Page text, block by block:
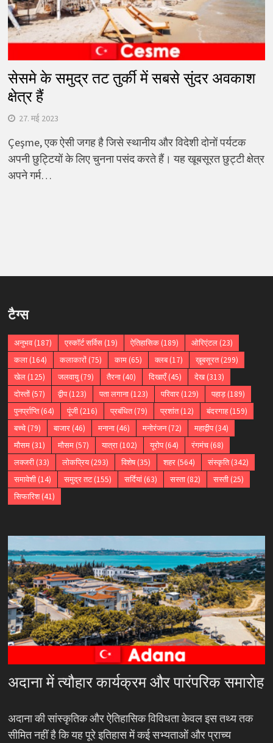
सेसमे के समुद्र तट तुर्की में सबसे सुंदर अवकाश
क्षेत्र हैं
27. मई 2023
Çeşme, एक ऐसी जगह है जिसे स्थानीय और विदेशी दोनों पर्यटक
अपनी छुट्टियों के लिए चुनना पसंद करते हैं। यह खूबसूरत छुट्टी क्षेत्र
अपने गर्म…
टैग्स
अनुभव(187) एस्कॉर्ट सर्विस(19) ऐतिहासिक(189) ओरिएंटल(23)
कला(164) कलाकारों(75) काम(65) क्लब(17) ख़ूबसूरत(299)
खेल(125) जलवायु(79) तैरना(40) दिखाएँ(45) देख(313)
दोस्तों(57) द्वीप(123) पता लगाना(123) परिवार(129) पहाड़(189)
पुनर्प्राप्ति(64) पूंजी(216) प्रबंधित(79) प्रशांत(12) बंदरगाह(159)
बच्चे(79) बाजार(46) मनाना(46) मनोरंजन(72) महाद्वीप(34)
मौसम(31) मौसम(57) यात्रा(102) यूरोप(64) रंगमंच(68)
लक्जरी(33) लोकप्रिय(293) विशेष(35) शहर(564) संस्कृति(342)
समावेशी(14) समुद्र तट(155) सर्दियां(63) सस्ता(82) सस्ती(25)
सिफारिश(41)
अदाना में त्यौहार कार्यक्रम और पारंपरिक समारोह
अदाना की सांस्कृतिक और ऐतिहासिक विविधता केवल इस तथ्य तक
सीमित नहीं है कि यह पूरे इतिहास में कई सभ्यताओं और प्राच्य